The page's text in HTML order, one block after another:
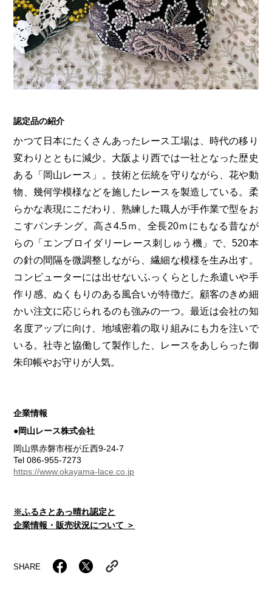
生スフレ ふわり～ぬ
せとうちの果実 チューハイ
第8回 岡山市 第7回 美作市/西粟倉村/奈義町/勝央町
第6回 瀬戸内市/備前市/和気町/赤磐市 第5回 津山市/鏡野町/吉備中央町/久米南町/美咲町
第4回 倉敷市/玉野市/浅口市/里庄町 第3回 尾道市/福山市/笠岡市/府中市
ふるさとあっ晴れ認定とは デジタルカタログ
認定品の紹介
かつて日本にたくさんあったレース工場は、時代の移り
変わりとともに減少。大阪より西では一社となった歴史
ある「岡山レース」。技術と伝統を守りながら、花や動
物、幾何学模様などを施したレースを製造している。柔
らかな表現にこだわり、熟練した職人が手作業で型をお
こすパンチング。高さ4.5ｍ、全長20ｍにもなる昔なが
らの「エンブロイダリーレース刺しゅう機」で、520本
の針の間隔を微調整しながら、繊細な模様を生み出す。
コンピューターには出せないふっくらとした糸遣いや手
作り感、ぬくもりのある風合いが特徴だ。顧客のきめ細
かい注文に応じられるのも強みの一つ。最近は会社の知
名度アップに向け、地域密着の取り組みにも力を注いで
いる。社寺と協働して製作した、レースをあしらった御
朱印帳やお守りが人気。
企業情報
●岡山レース株式会社
岡山県赤磐市桜が丘西9-24-7
Tel 086-955-7273
https://www.okayama-lace.co.jp
※ふるさとあっ晴れ認定と
企業情報・販売状況について ＞
SHARE